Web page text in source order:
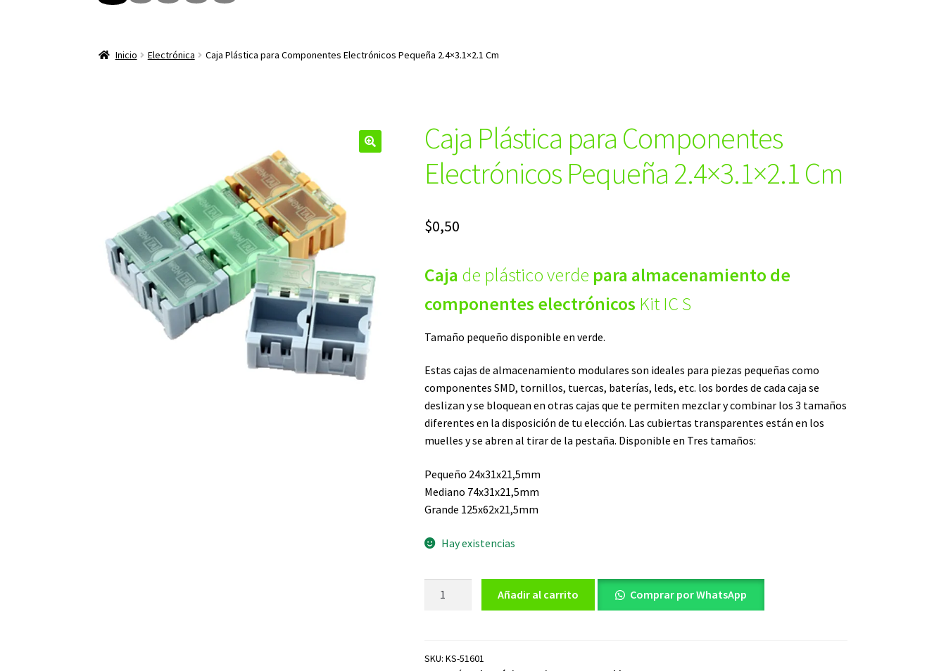
Inicio Electrónica Caja Plástica para Componentes Electrónicos Pequeña 2.4×3.1×2.1 Cm
Caja Plástica para Componentes
Electrónicos Pequeña 2.4×3.1×2.1 Cm
$0,50
Caja de plástico verde para almacenamiento de
componentes electrónicos Kit IC S
Tamaño pequeño disponible en verde.
Estas cajas de almacenamiento modulares son ideales para piezas pequeñas como
componentes SMD, tornillos, tuercas, baterías, leds, etc. los bordes de cada caja se
deslizan y se bloquean en otras cajas que te permiten mezclar y combinar los 3 tamaños
diferentes en la disposición de tu elección. Las cubiertas transparentes están en los
muelles y se abren al tirar de la pestaña. Disponible en Tres tamaños:
Pequeño 24x31x21,5mm
Mediano 74x31x21,5mm
Grande 125x62x21,5mm
Hay existencias
Electrónicos
Añadir al carrito Comprar por WhatsApp
SKU: KS-51601